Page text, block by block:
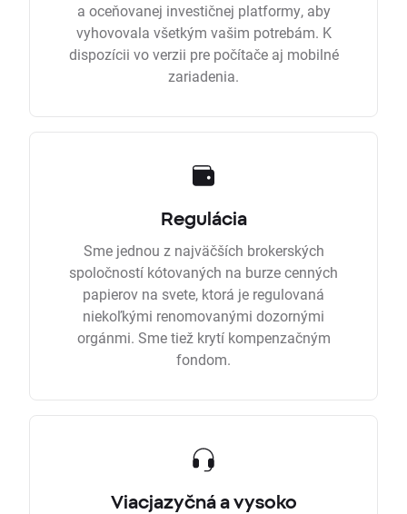
a oceňovanej investičnej platformy, aby
vyhovovala všetkým vašim potrebám. K
dispozícii vo verzii pre počítače aj mobilné
zariadenia.
Regulácia
Sme jednou z najväčších brokerských
spoločností kótovaných na burze cenných
papierov na svete, ktorá je regulovaná
niekoľkými renomovanými dozornými
orgánmi. Sme tiež krytí kompenzačným
fondom.
Viacjazyčná a vysoko